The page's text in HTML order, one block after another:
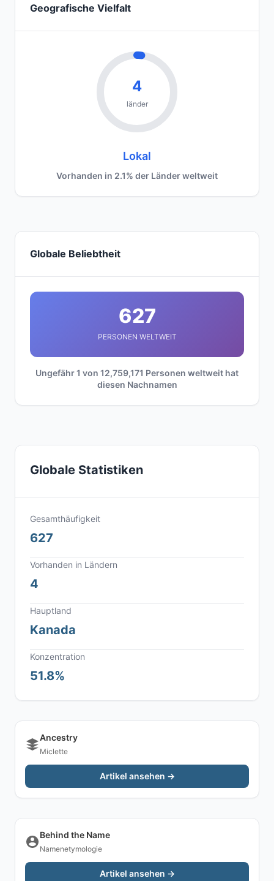
Geografische Vielfalt
4
länder
Lokal
Vorhanden in 2.1% der Länder weltweit
Globale Beliebtheit
627
PERSONEN WELTWEIT
Ungefähr 1 von 12,759,171 Personen weltweit hat
diesen Nachnamen
Globale Statistiken
Gesamthäufigkeit
627
Vorhanden in Ländern
4
Hauptland
Kanada
Konzentration
51.8%
Ancestry
Miclette
Artikel ansehen →
Behind the Name
Namenetymologie
Artikel ansehen →